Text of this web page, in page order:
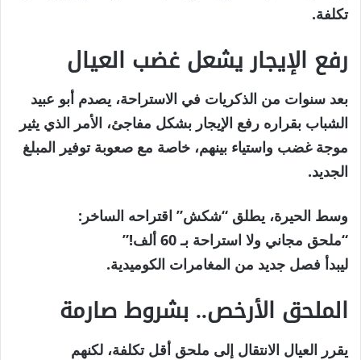
تكلفة.
رفع الإيجار يشعل غضب العيال
بعد سنوات من الذكريات في الاستراحة، يصدم أبو عبيد
الشباب بقراره رفع الإيجار بشكل مفاجئ، الأمر الذي يثير
موجة غضب واستياء بينهم، خاصة مع صعوبة توفير المبلغ
الجديد.
وسط الحيرة، يطلق “شكش” اقتراحه الساخر:
“ملحق مجاني ولا استراحة بـ 60 ألف!”
ليبدأ فصل جديد من المغامرات الكوميدية.
الملحق الأرخص.. بشروط صارمة
يقرر العيال الانتقال إلى ملحق أقل تكلفة، لكنهم